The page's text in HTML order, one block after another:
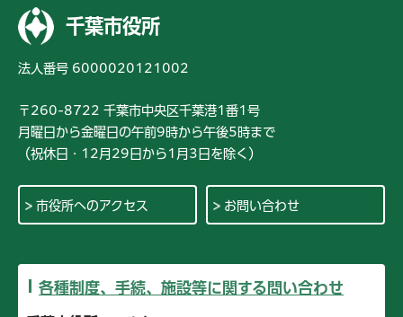
千葉市役所
法人番号 6000020121002
〒260-8722 千葉市中央区千葉港1番1号
月曜日から金曜日の午前9時から午後5時まで
（祝休日・12月29日から1月3日を除く）
市役所へのアクセス お問い合わせ
各種制度、手続、施設等に関する問い合わせ